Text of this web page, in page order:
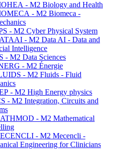
- M2 Biology and Health
- M2 Biomeca -
- M2 Cyber Physical System
- M2 Data AI - Data and
Intelligence
- M2 Data Sciences
- M2 Énergie
- M2 Fluids - Fluid
- M2 High Energy physics
- M2 Integration, Circuits and
- M2 Mathematical
- M2 Mecencli -
Engineering for Clinicians